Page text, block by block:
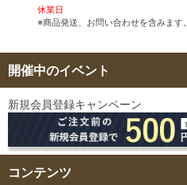
休業日
※商品発送、お問い合わせを含みます。
開催中のイベント
新規会員登録キャンペーン
コンテンツ